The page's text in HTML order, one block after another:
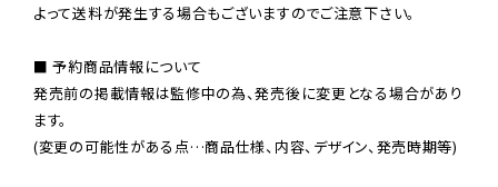
よって送料が発生する場合もございますのでご注意下さい。
■ 予約商品情報について
発売前の掲載情報は監修中の為、発売後に変更となる場合があり
ます。
(変更の可能性がある点…商品仕様、内容、デザイン、発売時期等)